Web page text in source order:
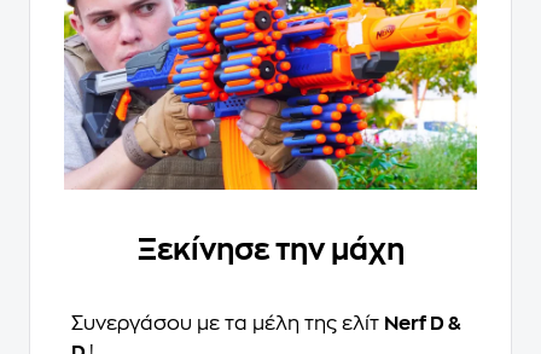
Ξεκίνησε την μάχη
Συνεργάσου με τα μέλη της ελίτ Nerf D &